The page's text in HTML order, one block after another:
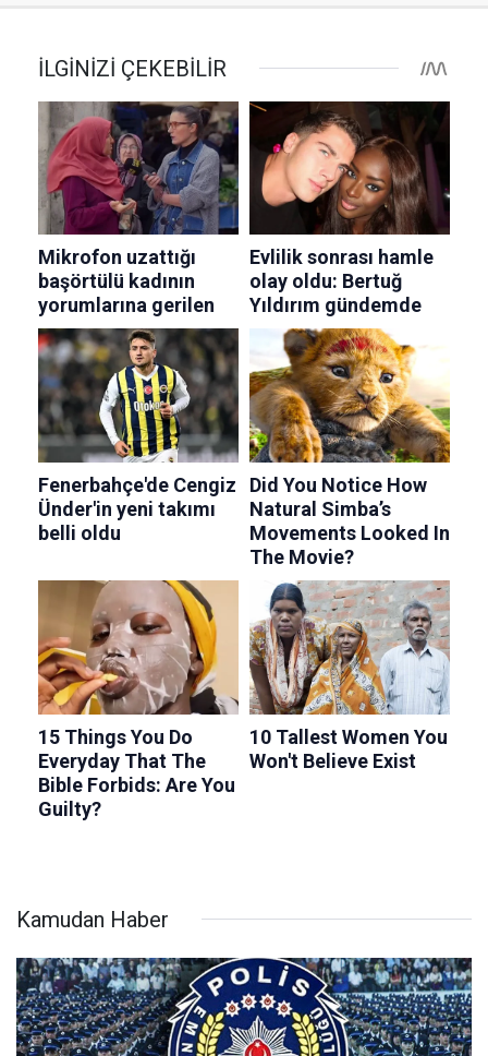
Kamudan Haber